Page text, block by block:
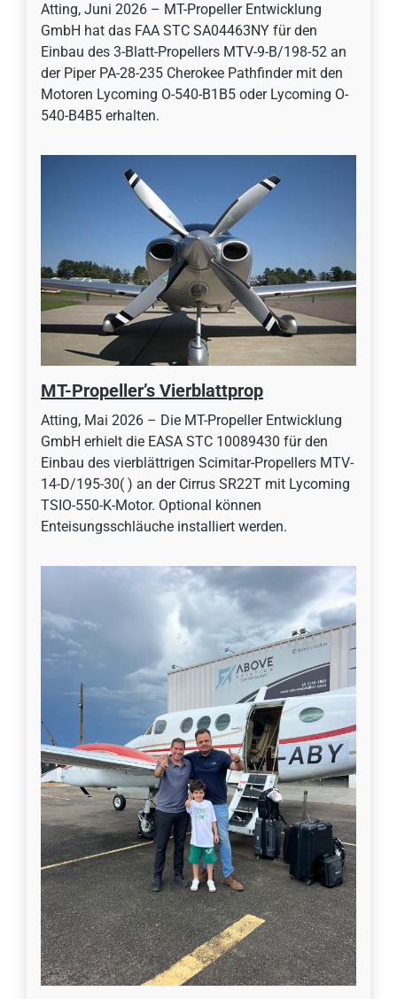
Atting, Juni 2026 – MT-Propeller Entwicklung
GmbH hat das FAA STC SA04463NY für den
Einbau des 3-Blatt-Propellers MTV-9-B/198-52 an
der Piper PA-28-235 Cherokee Pathfinder mit den
Motoren Lycoming O-540-B1B5 oder Lycoming O-
540-B4B5 erhalten.
MT-Propeller’s Vierblattprop
Atting, Mai 2026 – Die MT-Propeller Entwicklung
GmbH erhielt die EASA STC 10089430 für den
Einbau des vierblättrigen Scimitar-Propellers MTV-
14-D/195-30( ) an der Cirrus SR22T mit Lycoming
TSIO-550-K-Motor. Optional können
Enteisungsschläuche installiert werden.